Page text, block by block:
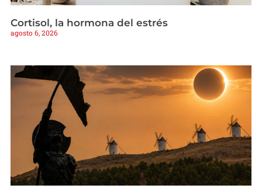
Cortisol, la hormona del estrés
agosto 6, 2026